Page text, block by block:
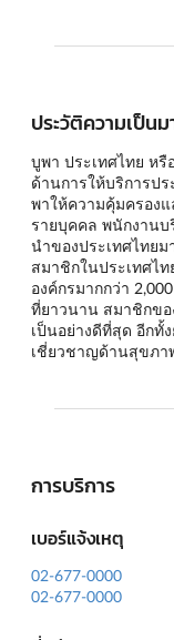
ประวัติความเป็นม
บูพา ประเทศไทย ห
ด้านการให้บริการป
พาให้ความคุ้มครอง
รายบุคคล พนักงาน
นำของประเทศไทย
สมาชิกในประเทศไ
องค์กรมากกว่า
ที่ยาวนาน สมาชิกขอ
เป็นอย่างดีที่สุด อีกทั้
เชี่ยวชาญด้านสุขภา
การบริการ
เบอร์แจ้งเหตุ
02-677-0000
02-677-0000